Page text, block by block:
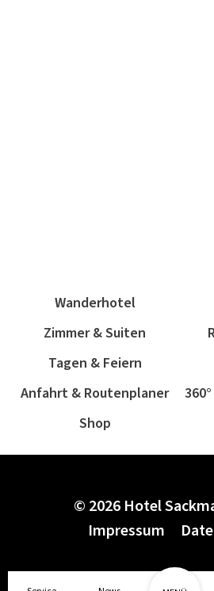
1/2
Wanderhotel
Zimmer & Suiten
Tagen & Feiern
Anfahrt & Routenplaner
Shop
© 2026 Hotel
Impressum